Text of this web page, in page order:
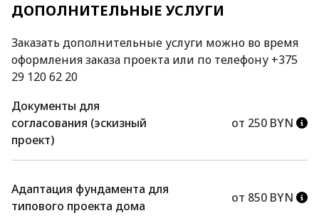
ДОПОЛНИТЕЛЬНЫЕ УСЛУГИ
Заказать дополнительные услуги можно во время
оформления заказа проекта или по телефону +375
29 120 62 20
Документы для
согласования (эскизный
проект)
от 250 BYN
Адаптация фундамента для
типового проекта дома
от 850 BYN